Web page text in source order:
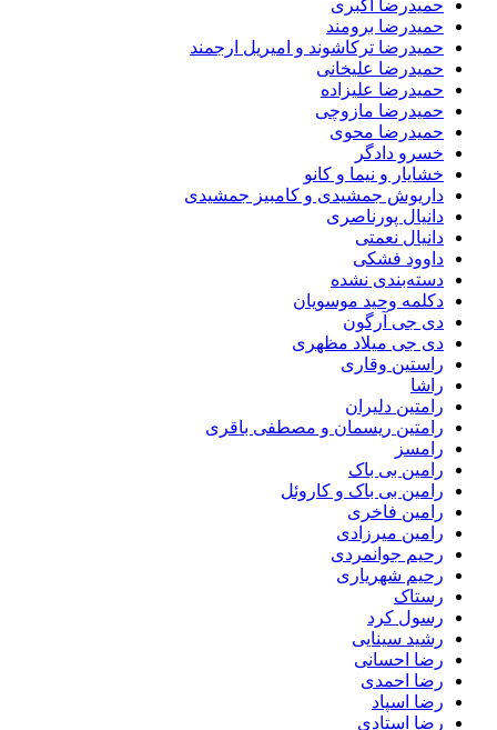
حمیدرضا اکبری
حمیدرضا برومند
حمیدرضا ترکاشوند و امیریل ارجمند
حمیدرضا علیخانی
حمیدرضا علیزاده
حمیدرضا مازوچی
حمیدرضا محوی
خسرو دادگر
خشایار و نیما و کانو
داریوش جمشیدی و کامبیز جمشیدی
دانیال پورناصری
دانیال نعمتی
داوود فشکی
دسته‌بندی نشده
دکلمه وحید موسویان
دی جی آرگون
دی جی میلاد مظهری
راستین وقاری
راشا
رامتین دلیران
رامتین ریسمان و مصطفی باقری
رامسز
رامین بی باک
رامین بی باک و کاروئل
رامین فاخری
رامین میرزادی
رحیم جوانمردی
رحیم شهریاری
رستاک
رسول کرد
رشید سینایی
رضا احسانی
رضا احمدی
رضا اسپاد
رضا استادی